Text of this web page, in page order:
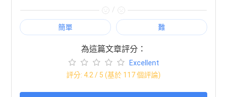
/
簡單 難
為這篇文章評分：
Excellent
評分: 4.2 / 5 (基於 117個評論)